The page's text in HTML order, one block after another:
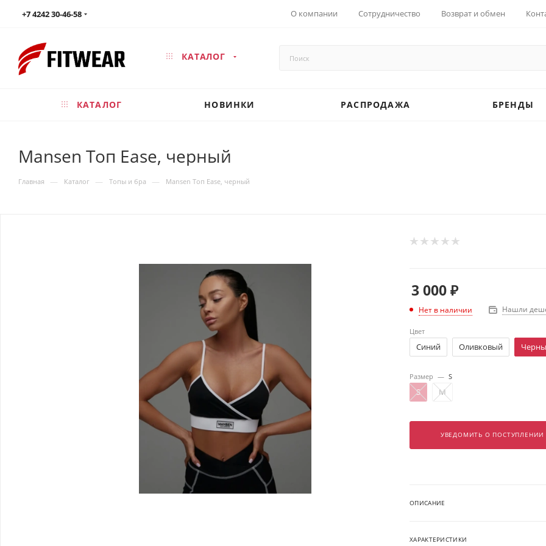
+7 4242 30-46-58 О компании Сотрудничество Возврат и обмен
КАТАЛОГ
КАТАЛОГ НОВИНКИ РАСПРОДАЖА БРЕНДЫ
Mansen Топ Ease, черный
Главная — Каталог — Топы и бра — Mansen Топ Ease, черный
3 000₽
Нет в наличии Нашли
Цвет
Синий Оливковый
Размер — S
S M
УВЕДОМИТЬ О ПОСТУПЛЕНИИ
ОПИСАНИЕ
ХАРАКТЕРИСТИКИ